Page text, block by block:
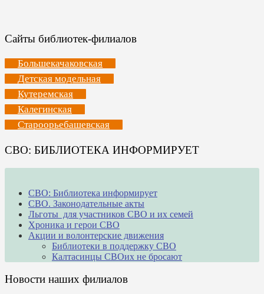
Сайты библиотек-филиалов
Большекачаковская
Детская модельная
Кутеремская
Калегинская
Староорьебашевская
СВО: БИБЛИОТЕКА ИНФОРМИРУЕТ
СВО: Библиотека информирует
СВО. Законодательные акты
Льготы для участников СВО и их семей
Хроника и герои СВО
Акции и волонтерские движения
Библиотеки в поддержку СВО
Калтасинцы СВОих не бросают
Новости наших филиалов